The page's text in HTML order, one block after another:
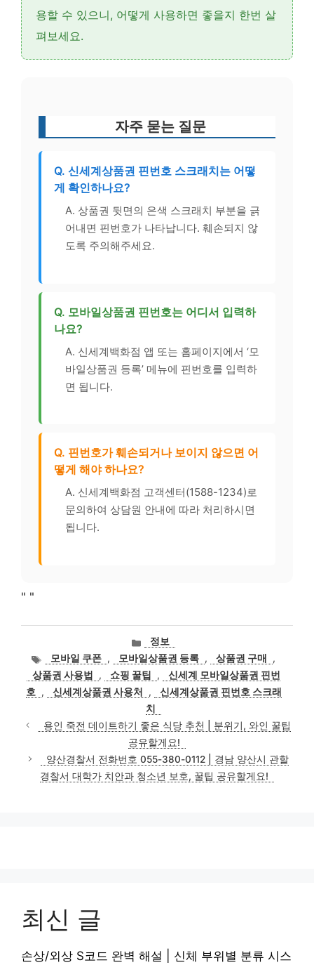
용할 수 있으니, 어떻게 사용하면 좋을지 한번 살
펴보세요.
자주 묻는 질문
Q. 신세계상품권 핀번호 스크래치는 어떻
게 확인하나요?
A. 상품권 뒷면의 은색 스크래치 부분을 긁
어내면 핀번호가 나타납니다. 훼손되지 않
도록 주의해주세요.
Q. 모바일상품권 핀번호는 어디서 입력하
나요?
A. 신세계백화점 앱 또는 홈페이지에서 ‘모
바일상품권 등록’ 메뉴에 핀번호를 입력하
면 됩니다.
Q. 핀번호가 훼손되거나 보이지 않으면 어
떻게 해야 하나요?
A. 신세계백화점 고객센터(1588-1234)로
문의하여 상담원 안내에 따라 처리하시면
됩니다.
" "
카
테
고
리
정보
태
그
모바일 쿠폰 , 모바일상품권 등록 , 상품권 구매
,
상품권 사용법
, 쇼핑 꿀팁 ,
신세계 모바일상품권 핀번
호
, 신세계상품권 사용처 ,
신세계상품권 핀번호 스크래
치
용인 죽전 데이트하기 좋은 식당 추천 | 분위기, 와인 꿀팁
공유할게요!
양산경찰서 전화번호 055-380-0112 | 경남 양산시 관할
경찰서 대학가 치안과 청소년 보호, 꿀팁 공유할게요!
최신 글
손상/외상 S코드 완벽 해설 | 신체 부위별 분류 시스